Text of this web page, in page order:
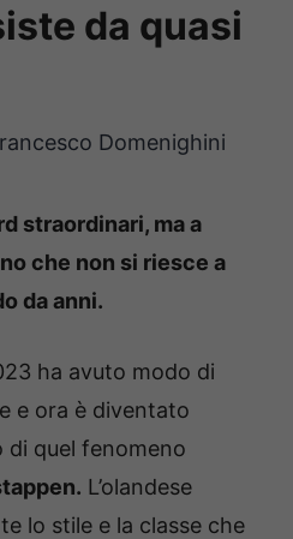
da quasi
Domenighini
straordinari, ma a
che non si riesce a
da anni.
ha avuto modo di
e ora è diventato
quel fenomeno
L’olandese
lo stile e la classe che